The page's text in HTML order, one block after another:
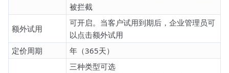
被拦截
额外试用
可开启。当客户试用到期后，企业管理员可
以点击额外试用
定价周期
年（365天）
三种类型可选